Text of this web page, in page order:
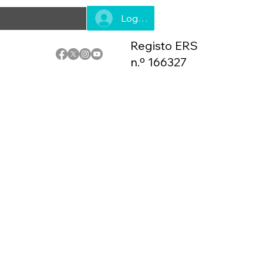
Log In
Registo ERS
n.º 166327